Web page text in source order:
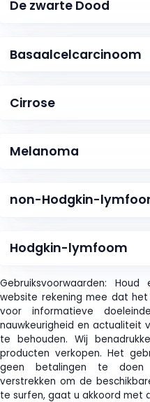
De zwarte Dood
Basaalcelcarcinoom
Cirrose
Melanoma
non-Hodgkin-
Hodgkin-lymfoom
Gebruiksvoorwaarden:
website rekening mee dat
voor informatieve
nauwkeurigheid en actualiteit
te behouden. Wij
producten verkopen. Het
geen betalingen te doen
verstrekken om de
te surfen, gaat u akkoord met